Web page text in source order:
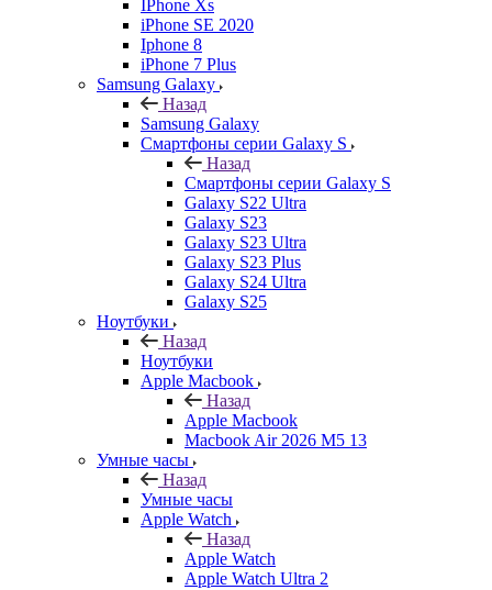
IPhone Xs
iPhone SE 2020
Iphone 8
iPhone 7 Plus
Samsung Galaxy
Назад
Samsung Galaxy
Смартфоны серии Galaxy S
Назад
Смартфоны серии Galaxy S
Galaxy S22 Ultra
Galaxy S23
Galaxy S23 Ultra
Galaxy S23 Plus
Galaxy S24 Ultra
Galaxy S25
Ноутбуки
Назад
Ноутбуки
Apple Macbook
Назад
Apple Macbook
Macbook Air 2026 M5 13
Умные часы
Назад
Умные часы
Apple Watch
Назад
Apple Watch
Apple Watch Ultra 2